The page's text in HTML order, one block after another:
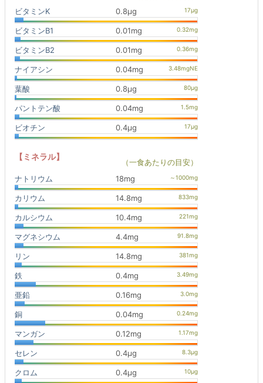
ビタミンK
0.8μg
ビタミンB1 0.01mg
ビタミンB2 0.01mg
ナイアシン 0.04mg
葉酸 0.8μg
パントテン酸 0.04mg
ビオチン 0.4μg
【ミネラル】
（一食あたりの目安）
ナトリウム
18mg
カリウム 14.8mg
カルシウム 10.4mg
マグネシウム 4.4mg
リン 14.8mg
鉄 0.4mg
亜鉛 0.16mg
銅 0.04mg
マンガン 0.12mg
セレン 0.4μg
クロム 0.4μg